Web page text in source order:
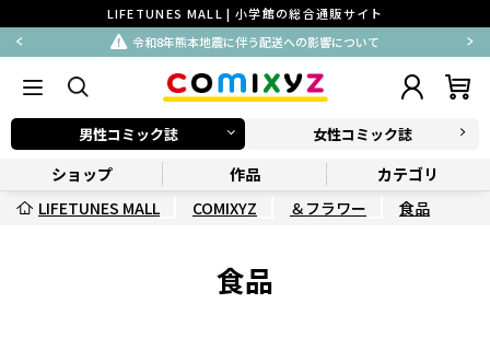
LIFETUNES MALL | 小学館の総合通販サイト
令和8年熊本地震に伴う配送への影響について
男性コミック誌 女性コミック誌
ショップ 作品
カテゴリ
LIFETUNES MALL
COMIXYZ ＆フラワー 食品
食品